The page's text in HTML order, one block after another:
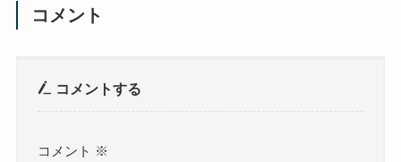
コメント
コメントする
コメント ※